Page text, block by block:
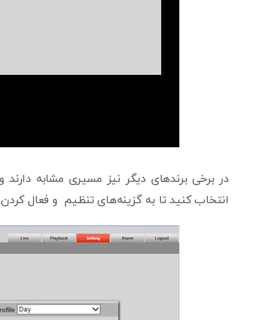
انتخاب کنید تا به گزینه‌های تنظیم و فعال کردن HLC دسترسی پیدا کنید.